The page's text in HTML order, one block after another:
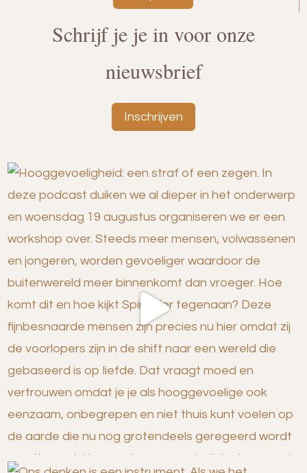
Schrijf je je in voor onze
nieuwsbrief
Inschrijven